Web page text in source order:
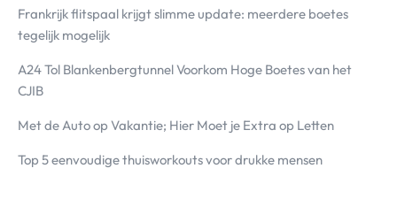
Frankrijk flitspaal krijgt slimme update: meerdere boetes
tegelijk mogelijk
A24 Tol Blankenbergtunnel Voorkom Hoge Boetes van het
CJIB
Met de Auto op Vakantie; Hier Moet je Extra op Letten
Top 5 eenvoudige thuisworkouts voor drukke mensen